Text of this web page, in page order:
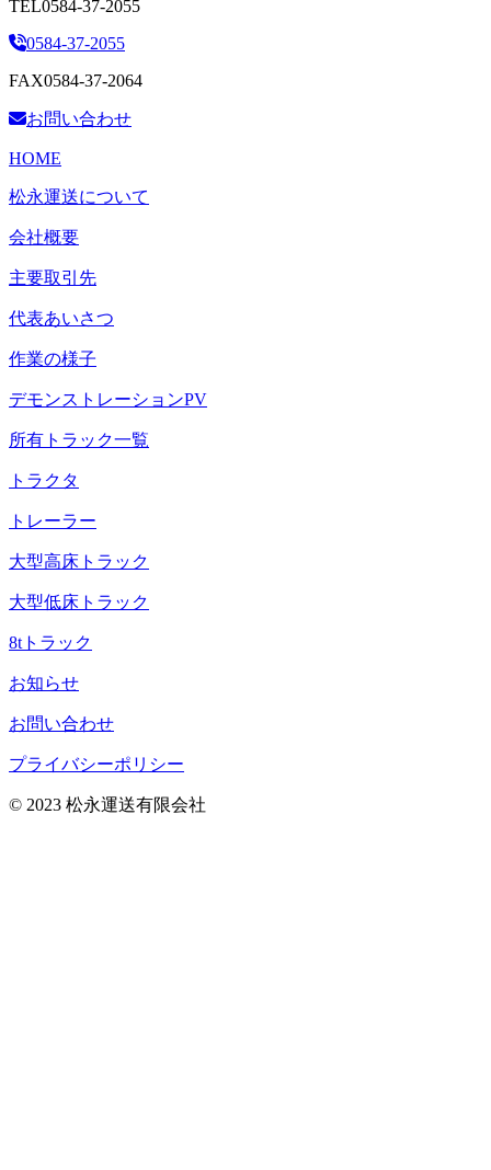
TEL0584-37-2055
0584-37-2055
FAX0584-37-2064
お問い合わせ
HOME
松永運送について
会社概要
主要取引先
代表あいさつ
作業の様子
デモンストレーションPV
所有トラック一覧
トラクタ
トレーラー
大型高床トラック
大型低床トラック
8tトラック
お知らせ
お問い合わせ
プライバシーポリシー
© 2023 松永運送有限会社